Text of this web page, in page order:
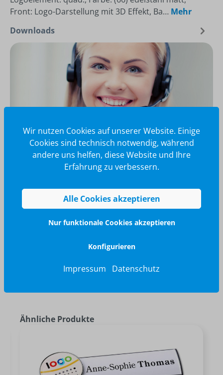
Front: Logo-Darstellung mit 3D Effekt, Ba… Mehr
Downloads
Wir glänzen für Sie
040 / 570 18 25 70
info@brilliant-promotion.com
Jetzt anfragen
Ähnliche Produkte
Wir nutzen Cookies auf unserer Website. Einige
Cookies sind technisch notwendig, während
andere uns helfen, diese Website und Ihre
Erfahrung zu verbessern.
Alle Cookies akzeptieren
Nur funktionale Cookies akzeptieren
Konfigurieren
Impressum Datenschutz